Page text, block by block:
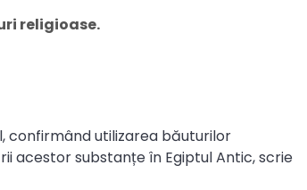
religioase.
confirmând utilizarea băuturilor
acestor substanțe în Egiptul Antic, scrie